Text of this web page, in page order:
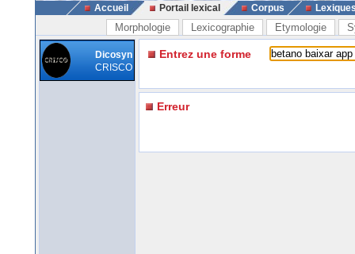
Accueil Portail lexical Corpus
Morphologie Lexicographie Etymologie
Dicosyn
CRISCO
Entrez une forme
Erreur